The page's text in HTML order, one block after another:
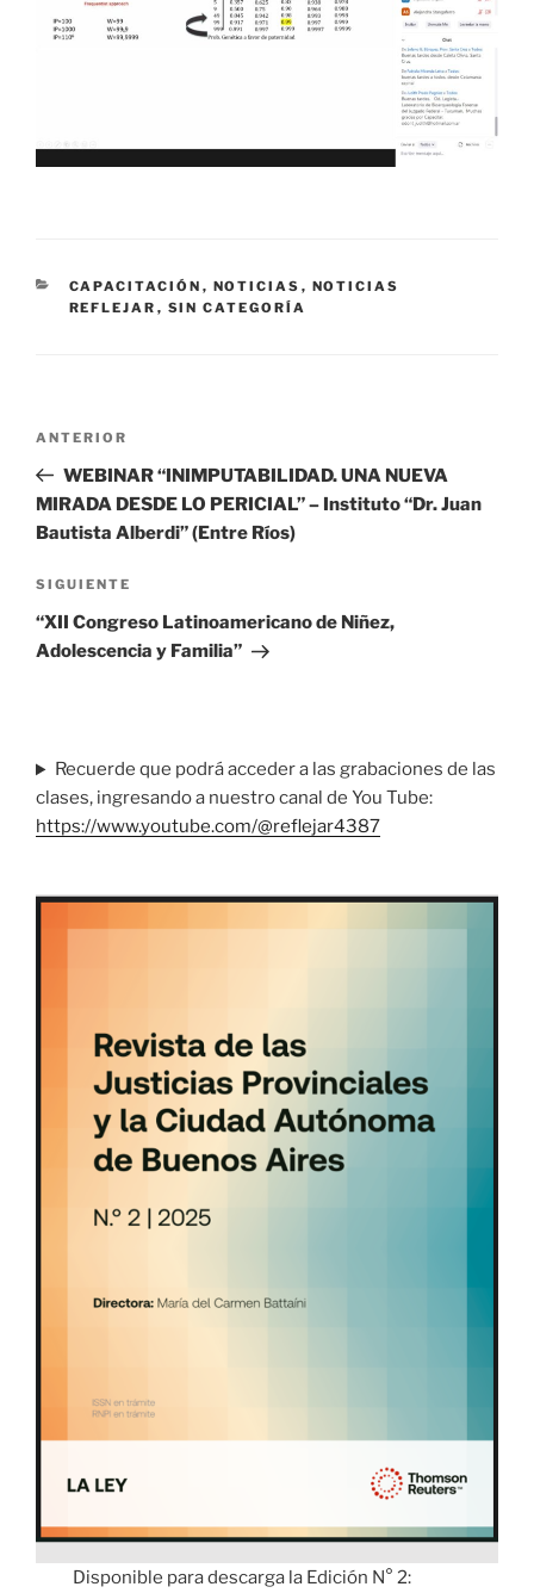
CATEGORÍAS
CAPACITACIÓN , NOTICIAS , NOTICIAS
REFLEJAR , SIN CATEGORÍA
Navegación
entradas
Entrada
anterior
ANTERIOR
WEBINAR “INIMPUTABILIDAD. UNA NUEVA
MIRADA DESDE LO PERICIAL” – Instituto “Dr. Juan
Bautista Alberdi” (Entre Ríos)
Siguiente
entrada
SIGUIENTE
“XII Congreso Latinoamericano de Niñez,
Adolescencia y Familia”
Recuerde que podrá acceder a las grabaciones de las
clases, ingresando a nuestro canal de You Tube:
https://www.youtube.com/@reflejar4387
Disponible para descarga la Edición N° 2: